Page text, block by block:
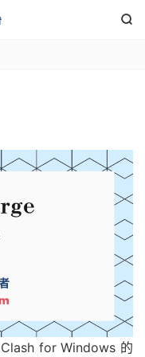

for Windows 的